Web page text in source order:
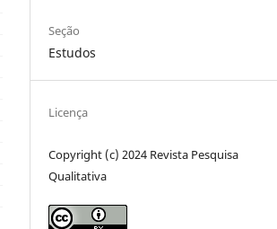
Seção
Estudos
Licença
Copyright (c) 2024 Revista Pesquisa
Qualitativa